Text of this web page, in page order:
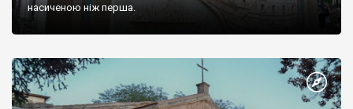
насиченою ніж перша.